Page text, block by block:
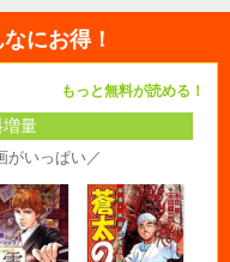
にお得！
もっと無料が読める！
増量
がいっぱい／